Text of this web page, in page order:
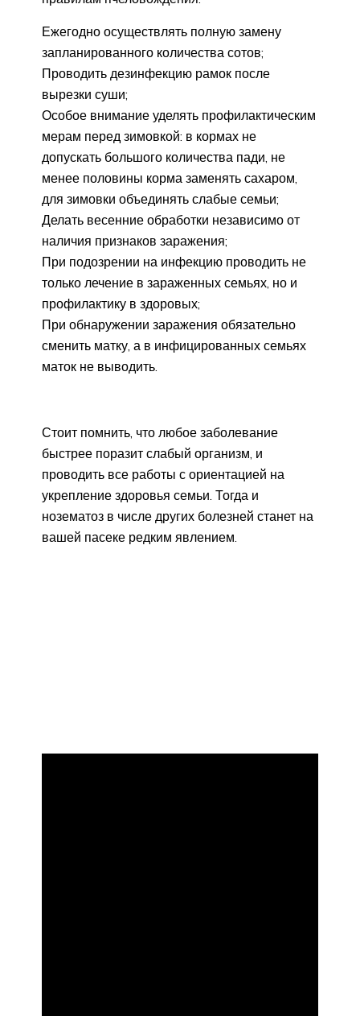
Ежегодно осуществлять полную замену
запланированного количества сотов;
Проводить дезинфекцию рамок после
вырезки суши;
Особое внимание уделять профилактическим
мерам перед зимовкой: в кормах не
допускать большого количества пади, не
менее половины корма заменять сахаром,
для зимовки объединять слабые семьи;
Делать весенние обработки независимо от
наличия признаков заражения;
При подозрении на инфекцию проводить не
только лечение в зараженных семьях, но и
профилактику в здоровых;
При обнаружении заражения обязательно
сменить матку, а в инфицированных семьях
маток не выводить.
Стоит помнить, что любое заболевание
быстрее поразит слабый организм, и
проводить все работы с ориентацией на
укрепление здоровья семьи. Тогда и
нозематоз в числе других болезней станет на
вашей пасеке редким явлением.